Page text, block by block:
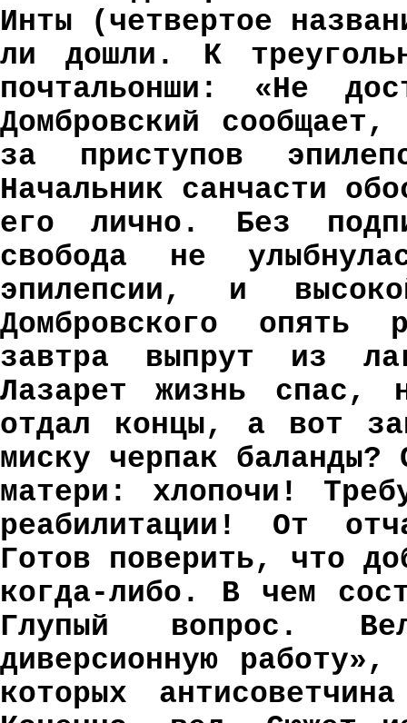
Инты (четвертое
ли дошли. К
почтальонши: «Не
Домбровский
за приступов
Начальник санчасти
его лично. Без
свобода не
эпилепсии, и
Домбровского опять
завтра выпрут из
Лазарет жизнь спас,
отдал концы, а вот
миску черпак баланды?
матери: хлопочи!
реабилитации! От
Готов поверить, что
когда-либо. В чем
Глупый вопрос.
диверсионную
которых